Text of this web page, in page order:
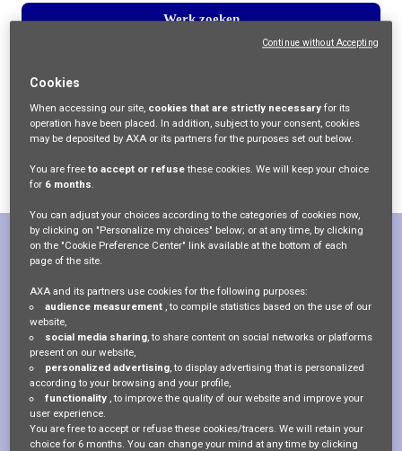
Werk zoeken
Projectmanager
Cookies
When accessing our site, cookies that are strictly necessary for its
operation have been placed. In addition, subject to your consent, cookies
may be deposited by AXA or its partners for the purposes set out below.
You are freeto accept or refusethese cookies. We will keep your choice
for 6 months.
You can adjust your choices according to the categories of cookies now,
by clicking on "Personalize my choices" below; or at any time, by clicking
on the "Cookie Preference Center" link available at the bottom of each
page of the site.
AXA and its partners use cookies for the following purposes:
audience measurement , to compile statistics based on the use of our
website,
social media sharing, to share content on social networks or platforms
present on our website,
personalized advertising, to display advertising that is personalized
according to your browsing and your profile,
functionality , to improve the quality of our website and improve your
user experience.
You are free to accept or refuse these cookies/tracers. We will retain your
choice for 6 months. You can change your mind at any time by clicking
Continue without Accepting